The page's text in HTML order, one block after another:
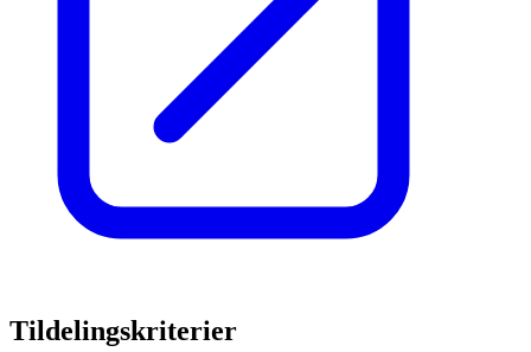
Tildelingskriterier